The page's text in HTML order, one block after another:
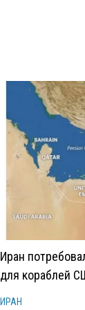
Иран
для кораблей
ИРАН